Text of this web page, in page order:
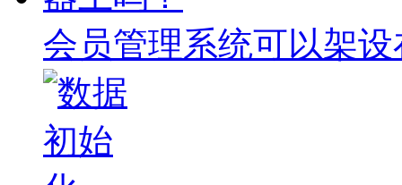
会员管理系统可以架